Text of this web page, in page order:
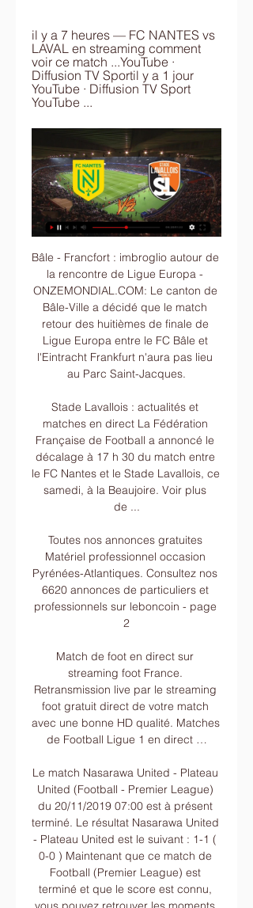
il y a 7 heures — FC NANTES vs
LAVAL en streaming comment
voir ce match ...YouTube ·
Diffusion TV Sportil y a 1 jour
YouTube · Diffusion TV Sport
YouTube ...
Bâle - Francfort : imbroglio autour de la rencontre de Ligue Europa - ONZEMONDIAL.COM: Le canton de Bâle-Ville a décidé que le match retour des huitièmes de finale de Ligue Europa entre le FC Bâle et l'Eintracht Frankfurt n'aura pas lieu au Parc Saint-Jacques.

Stade Lavallois : actualités et matches en direct La Fédération Française de Football a annoncé le décalage à 17 h 30 du match entre le FC Nantes et le Stade Lavallois, ce samedi, à la Beaujoire. Voir plus de ...

Toutes nos annonces gratuites Matériel professionnel occasion Pyrénées-Atlantiques. Consultez nos 6620 annonces de particuliers et professionnels sur leboncoin - page 2

Match de foot en direct sur streaming foot France. Retransmission live par le streaming foot gratuit direct de votre match avec une bonne HD qualité. Matches de Football Ligue 1 en direct …

Le match Nasarawa United - Plateau United (Football - Premier League) du 20/11/2019 07:00 est à présent terminé. Le résultat Nasarawa United - Plateau United est le suivant : 1-1 ( 0-0 ) Maintenant que ce match de Football (Premier League) est terminé et que le score est connu, vous pouvez retrouver les moments forts et les statistiques clés sur cette même page.

Nantes vs Stade Lavallois en direct 20.01.2024 il y a 1 jour — Le live tracker devrait regarder le match Nantes vs Stade Lavallois en direct et en différé avec les statistiques complètes en ligne.

Nantes - Laval match en direct Live du Samedi 20 janvier Suivez le match Nantes - Laval en direct LIVE ! C'est FC Nantes (FCNA) qui recoit Stade Lavallois Mayenne FC (Stade Lavallois Voir un match de football en ...

Vous consultez actuellement la page : Résultats Foot en Direct MatchEnDirect.fr est la référence pour suivre les scores de foot en direct.Consultez les résultats football de tous les matchs grâce à notre livescore. Téléchargez notre application mobile et ne manquez aucun match en direct.

Barça Lyon Streaming Barcelone-OL en direct match de FC Barcelone vs Olympique Lyonnais Streaming pour la huitième de finale retour de la Ligue des champions mercredi 13/03/2019 au Camp Nou.

Site officiel Royal Excel Mouscron Péruwelz. Découvrez les équipes de football de l'Excel ainsi que notre espace entreprises et notre centre de formation.

US Boulogne Côte d'Opale Boulogne 1 : 1 AS Lyon-Duchère Lyon-Duchère. 2018-08-17. AS Lyon-Duchère Lyon-Duchère 1 : 0 US Boulogne Côte d'Opale Boulogne. 2018-03-23. AS Lyon-Duchère Lyon-Duchère 1 : 0 US Boulogne Côte d'Opale Boulogne. Liens rapides. Ligue 1; Ligue 2; National 1; Coupe de France; Coupe de la Ligue; Trophée des Champions ; Equipes nationales. Les Bleus; Les Bleues; U21.

Vivre de beaux évènements. Les apéros trèsBeaujolais; Autres évènements trèsBeaujolais; une marque très à l'écoute Tél. 04.74.62.73.12 Nous contacter par mail. une marque très réseau. Cluster trèsBeaujolais 317 Bd Gambetta - CS 70427 - 69654 Villefranche sur Saône Cedex création & développement rougevert communication© Photos Dominik Fusina© Mentions légales.

Le Bayern Munich aurait déjà contacté l’OL pour s’attacher les services de la jeune pépite lyonnaise. Reste à savoir si le joueur est prêt à tenter l’aventure de l’autre côté du Rhin.

Ligue 2 : Chambly vigilant vis-à-vis du coronavirus - Foot - Coronavirus L'Équipe.frChambly - Bruno Luzi avant Lorient : « C'est un peu notre Ligue des Champions MaLigue2Ligue (J27) : Suivez Lorient - Chambly en direct à 15h Sport365.frFC Lorient. Un groupe de 18 avec Saunier face à Chambly Ouest-FranceFootball. Chambly rappelle Luzenac à.

Suède - Nyköpings BIS - résultats, calendriers, classement, statistiques - Endirect24 Endirect24.com - Le service livescore les plus rapides et fiables! Compétitions navigateur

Vous consultez actuellement la page : LDU Quito - Universidad Católica Suivez le match LDU Quito - Universidad Católica en direct (résumé, score et buts). Le résultat de ce match de championnat equatorien entre Liga Deportiva Universitaria de Quito et CD Universidad Católica del Ecuador est à suivre en live à partir de 01h00.

regarder Nantes Lavallois en direct Coupe de France : FC il y a 8 heures — Le match est à suivre en direct le 20 janvier 2024 à 17:30 sur beIN Sports 1HD. Où voir le match Nantes Laval en streaming ?

Navigation Édition précédente Édition suivante modifier La Ligue Europa 2018-2019 est la quarante-huitième édition de la seconde plus prestigieuse coupe européenne des clubs européens, la neuvième sous le nom de Ligue Europa . Créée par l' UEFA , les éliminatoires de la compétition sont ouverts aux clubs de football des associations membres de l'UEFA, qualifiés en fonction de.

Francfort est reposé. L’Eintracht Francfort a géré ses forces lors du tour précédent contre Vaduz (5-0, 1-0) et elle se présentera en pleine possession de ses moyens à Strasbourg, demain. L’entraîneur Adi Hütter alignera une équipe proche de celle qui a battu Hoffenheim (1-0), …

Olympique Lyonnais : Contrat: 2022: Instagram: melvin_bard Valeur marchande. 08/08 Bayern Munich-Chelsea : les compos officielles 08/08 Barça-Naples : les compos officielles 08/08 Officiel : Pirlo remplace Sarri sur le banc de la Juventus 08/08 Nico Gaitan attendu lundi à Braga 08/08 Nîmes-OM : le groupe de Villas-Boas 08/08 Le PSG encore associé à Vinicius Junior 08/08 …

Nantes - Laval : La chaîne et l'heure du match ? il y a 8 heures — regarder devant la glace après ce début de…02:01. Pourquoi un si mauvais DIRECT · PRO · FORUMS · Accueil Fil info Direct Live. FastCMP Trace ...

Profitez de nos solutions de stockage et archivage avec une location de box à Villefranche sur Saône : privatifs sécurisés de 1,50 à 27 m² en accès illimité 7j/7 de 6h à 22 h avec une sécurité optimale .

Nantes Lavallois en direct regarder gratuit Laval (Stade lav il y a 11 heures — Nantes Lavallois en direct regarder gratuit Laval (Stade lavallois) match en direct à la TV - Foot 20 janvier 2024 la télé il y a 1 jour ...

# LOSC @@ STADE BRESTOIS 29 STREAMING multiplex en direct sur la chaine beIN 1 > LILLE LOSC – BREST. LUNDI 03 /02/ 2020 . Vous êtes imbattable sur les dernières performances du LOSC de Lille et vous voulez suivre votre équipe qui va s’affronter ce soir contre le club de Brest, soyez rassuré, sur ce site, on vous donne tous les renseignements nécessaire concernant la diffusion en.

La belle histoire de la RUS Rebecquoise a pris fin dans la froideur de Sclessin. Devant 9.041 spectateurs, dont près de 2.000 Brabançons acquis à sa cause, le petit Poucet de la Coupe a fait mieux que se défendre face à un Standard très moyen mais plus efficace.

Le calendrier de KV Courtrai et les prochains matchs de l'équipe à suivre en direct. Le dernier match de l'équipe était KV Courtrai - Royal Antwerp FC qui à eu lieu le Jeudi 14 Mars 2019 à 01h00.

pau je vie a pau et je tiens a dire qu'il faut arreter avec les prejuges sur ousse des bois c un quartier comme un autres personnellement je ni vie pas me bcp de mes amies y habites et se sont des personnes tres bien avec bcp de valeur quand au bvd des pyrenees c mangnique et tres vivant et en aucun cas bruyant !!!!! et pou info le quartier du.

Et la bonne nouvelle, c’est que vous pouvez le regarder de n’importe où, grâce au guide en direct du Borussia Dortmund vs PSG de BLOW. Il est difficile de penser à un joueur qui a fait ses preuves en rejoignant un nouveau club, comme l’a fait Erling Braut Haaland depuis qu’il a signé à Dortmund en provenance de Salzbourg.

Après avoir consulté l'équipe de crise cantonale, la police cantonale de Bâle-Ville a décidé de ne pas approuver ce match de football. Les huitièmes de finale aller de la Ligue Europa entre Bâle et Eintracht Francfort prévus le 19 mars à St. Jakob-Park ne peuvent pas avoir lieu. Après avoir consulté l'équipe de crise cantonale, la.

Etta Immo est une agence immobilière située à Simorre, à l'état d'esprit et à la démarche éco-responsable.Nous conseillons avec passion nos clients acheteurs et vendeurs. Maisons de campagne, villas contemporaines, terrains constructibles, sur le secteur de Simorre.

Configurez votre nouvelle Alfa Romeo avec le Configurateur Alfa Romeo : choisissez les équipements, matériaux, détails, options, prix et bien plus encore.

Tout ce qu'il faut savoir sur le match Vogelheimer vs Schwarz-Weiss Essen de Amicaux du (11 Juillet 2019) en direct : Résumé, statistiques, compositions et résultats - Besoccer

Domaine de Vabre 12850 Onet-le-Château Tel.: 05 65 68 26 23 Lundi-Vendredi : 8h30 – 12h30. RAF Store 17 Place de la Cité 12000 Rodez Tel.: 05 65 75 62 99

✅√[DIRECT@FOOT!]Nantes Stade Laval En il y a 7 heures — Nantes Stade Laval En Direct Streaming gratuit Tv 20. 01. 2024. DERNIÈRE MISE À JOUR : 20 JANVIER 2024. Nantes face à Stade Lavallois ...

Atalanta affronte PSG ce Mercredi 12 août 2020 à 21h00 sur la pelouse du Stadio Atleti Azzurri pour le compte de Quarts de finale de LDC, lien pour voir le match Atalanta PSG streaming. regarder PSG Atalanta streaming foot . 4. Leipzig Atlético Madrid streaming foot. RB Leipzig affronte Atlético Madrid ce Jeudi 13 août 2020 à 21h00 sur la.

La naissance du RB Leipzig est liée aux investissements sportifs Red Bull GmbH, dirigée par le milliardaire autrichien Dietrich Mateschitz.La société de boisson énergisante a déjà acquis deux clubs de football ; en Autriche (Red Bull Salzbourg, 2004) et aux États-Unis (New York Red Bulls, 2006), et avait prévu de se lancer dans le sport allemand en achetant un.

Vous pouvez changer de magasin à tout moment pendant votre navigation sur le site. Bricorama vous propose d'enregistrer le magasin sélectionné par un cookie sur votre ordinateur afin que vous n'aillez plus a effectuer cette action (information stockée dans votre équipement terminal) conformément aux directives de la CNIL.

Les Pôles Espoirs Rugby sont au nombre de 10 (Bayonne, Béziers, Dijon, Hyères, Paris, Talence, Toulouse, Tours, Villefranche sur Saône et Ussel) : un bassin de recrutement est clairement identifié pour chacun d'entre eux. Les pôles fonctionn